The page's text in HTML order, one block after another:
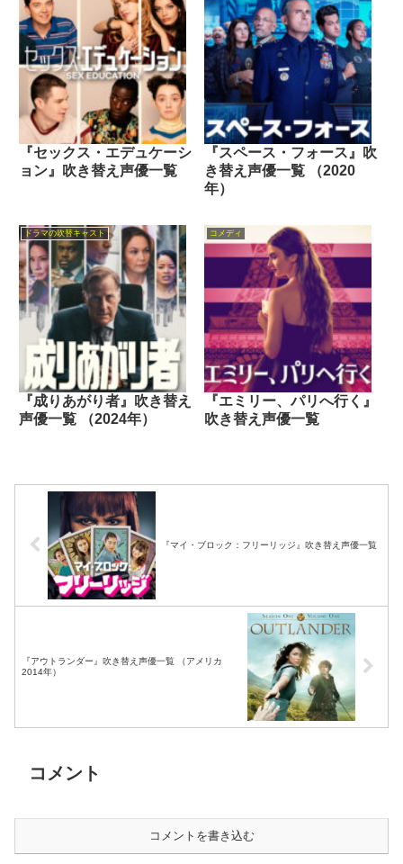
『セックス・エデュケーシ
ョン』吹き替え声優一覧
『スペース・フォース』吹
き替え声優一覧 （2020
年）
ドラマの吹替キャスト
『成りあがり者』吹き替え
声優一覧 （2024年）
コメディ
『エミリー、パリへ行く』
吹き替え声優一覧
『マイ・ブロック：フリーリッジ』吹き替え声優一覧
『アウトランダー』吹き替え声優一覧 （アメリカ
2014年）
コメント
コメントを書き込む